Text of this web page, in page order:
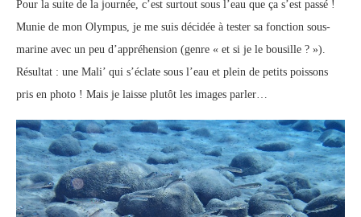
Pour la suite de la journée, c’est surtout sous l’eau que ça s’est passé !
Munie de mon Olympus, je me suis décidée à tester sa fonction sous-
marine avec un peu d’appréhension (genre « et si je le bousille ? »).
Résultat : une Mali’ qui s’éclate sous l’eau et plein de petits poissons
pris en photo ! Mais je laisse plutôt les images parler…